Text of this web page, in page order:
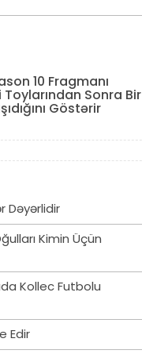
10 Fragmanı
Sonra Bir
Göstərir
Dəyərlidir
Kimin Üçün
Kollec Futbolu
Edir